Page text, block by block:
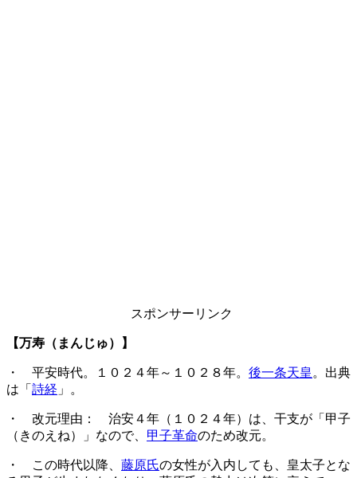
スポンサーリンク
【万寿（まんじゅ）】
・ 平安時代。１０２４年～１０２８年。 後一条天皇 。出典
は「 詩経 」。
・ 改元理由： 治安４年（１０２４年）は、干支が「甲子
（きのえね）」なので、 甲子革命のため改元。
・ この時代以降、 藤原氏の女性が入内しても、皇太子とな